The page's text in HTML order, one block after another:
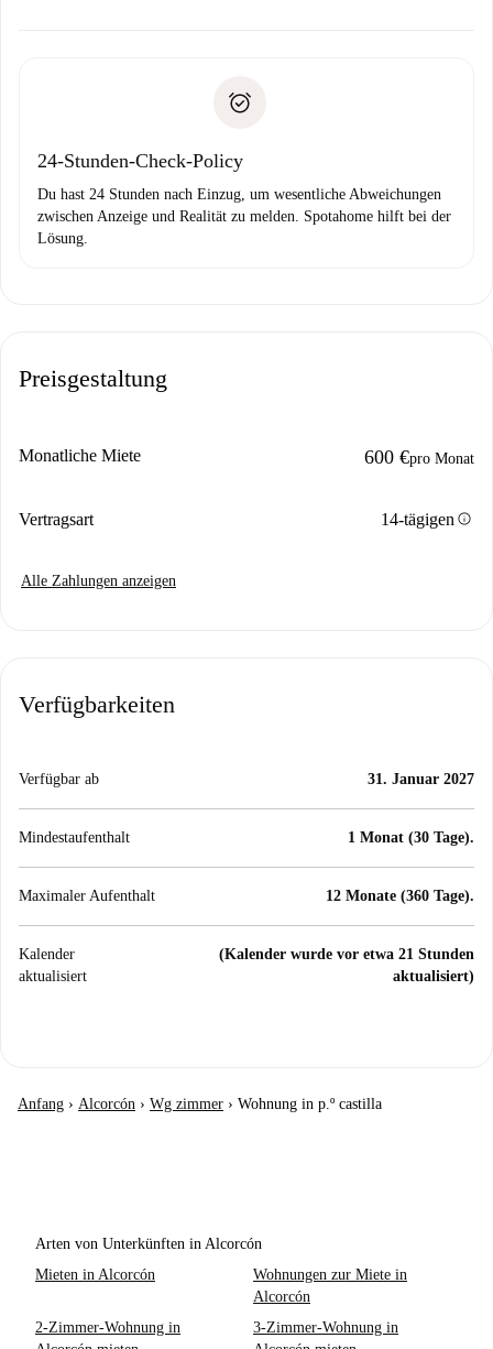
24-Stunden-Check-Policy
Du hast 24 Stunden nach Einzug, um wesentliche Abweichungen
zwischen Anzeige und Realität zu melden. Spotahome hilft bei der
Lösung.
Preisgestaltung
Monatliche Miete 600 €pro Monat
Vertragsart 14-tägigeninfo
Alle Zahlungen anzeigen
Verfügbarkeiten
Verfügbar ab 31. Januar 2027
Mindestaufenthalt 1 Monat (30 Tage).
Maximaler Aufenthalt 12 Monate (360 Tage).
Kalender
aktualisiert
(Kalender wurde vor etwa 21 Stunden
aktualisiert)
Anfang › Alcorcón › Wg zimmer › Wohnung in p.º castilla
Arten von Unterkünften in Alcorcón
Mieten in Alcorcón
Wohnungen zur Miete in
Alcorcón
2-Zimmer-Wohnung in
3-Zimmer-Wohnung in